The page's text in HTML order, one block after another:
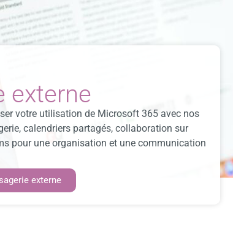
externe
votre utilisation de Microsoft 365 avec nos
calendriers partagés, collaboration sur
pour une organisation et une communication
externe